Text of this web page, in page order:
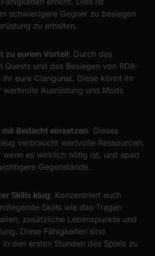
schwierigere Gegner zu besiegen
zu erhalten.
zu eurem Vorteil: Durch das
Quests und das Besiegen von RDA-
ihr eure Clangunst. Diese könnt ihr
wertvolle Ausrüstung und Mods
Bedacht einsetzen: Dieses
verbraucht wertvolle Ressourcen.
wenn es wirklich nötig ist, und spart
Gegenstände.
Skills klug: Konzentriert euch
Skills wie das Tragen
zusätzliche Lebenspunkte und
Diese Fähigkeiten sind
den ersten Stunden des Spiels zu